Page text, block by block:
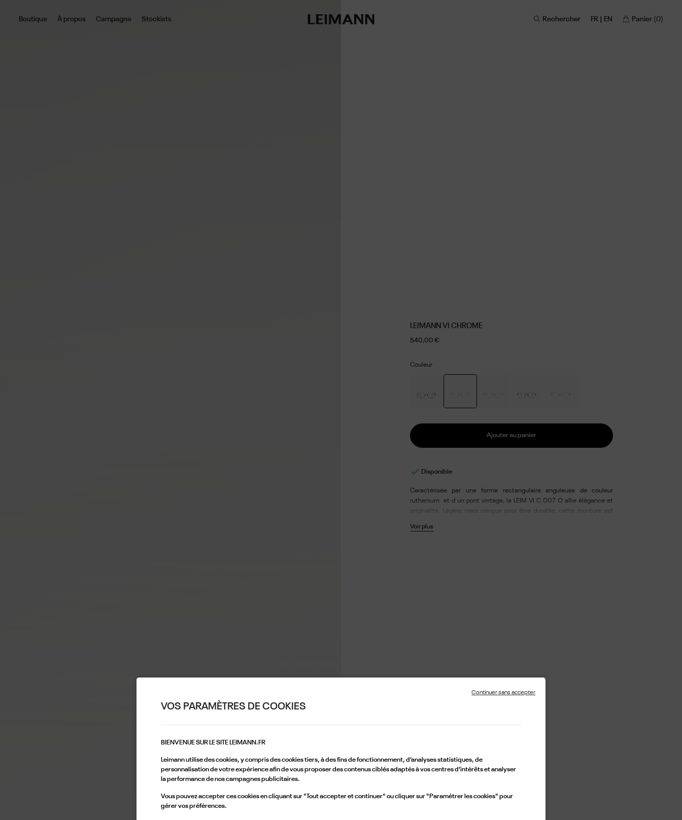
Boutique À propos Campagne Stockists Panier (0)
FR | EN
Rechercher
LEIMANN VI CHROME
540,00 €
Couleur
Ajouter au panier
 Disponible
Caractérisée par une forme rectangulaire anguleuse de couleur
ruthenium et d un pont vintage, la LEIM VI C 007 O allie élégance et
originalité. Légère mais conçue pour être durable, cette monture est
verres sont fabriqués à partir d'un matériau thermoplastique recyclable
Voir plus
VOS PARAMÈTRES DE COOKIES
BIENVENUE SUR LE SITE LEIMANN.FR
Leimann utilise des cookies, y compris des cookies tiers, à des fins de fonctionnement, d’analyses statistiques, de
personnalisation de votre expérience afin de vous proposer des contenus ciblés adaptés à vos centres d’intérêts et analyser
la performance de nos campagnes publicitaires.
Vous pouvez accepter ces cookies en cliquant sur "Tout accepter et continuer" ou cliquer sur "Paramétrer les cookies" pour
gérer vos préférences.
Continuer sans accepter